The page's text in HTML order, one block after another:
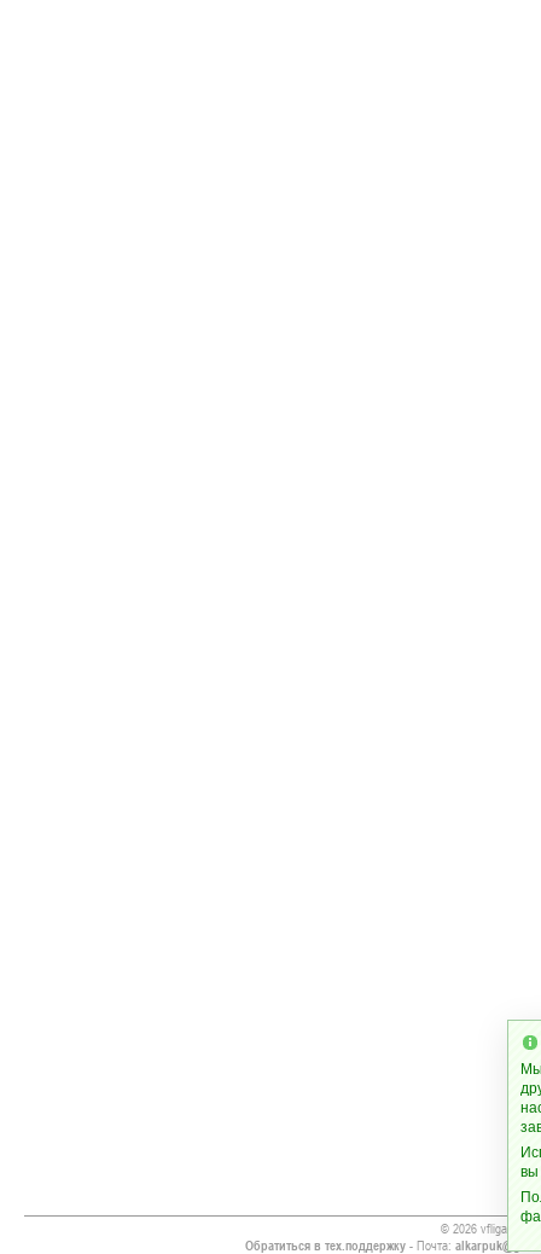
© 2026 vfliga.org
Обратиться в тех.поддержку- Почта:
вы